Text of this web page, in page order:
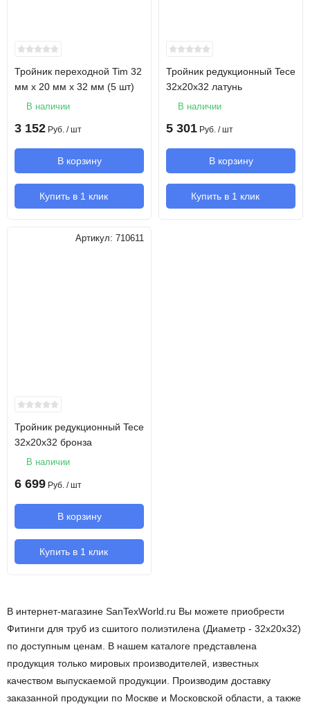
Тройник переходной Tim 32
мм х 20 мм х 32 мм (5 шт)
В наличии
3 152 Руб. / шт
В корзину
Купить в 1 клик
Тройник редукционный Tece
32х20х32 латунь
В наличии
5 301 Руб. / шт
В корзину
Купить в 1 клик
Артикул: 710611
Тройник редукционный Tece
32х20х32 бронза
В наличии
6 699 Руб. / шт
В корзину
Купить в 1 клик
В интернет-магазине SanTexWorld.ru Вы можете приобрести
Фитинги для труб из сшитого полиэтилена (Диаметр - 32х20х32)
по доступным ценам. В нашем каталоге представлена
продукция только мировых производителей, известных
качеством выпускаемой продукции. Производим доставку
заказанной продукции по Москве и Московской области, а также